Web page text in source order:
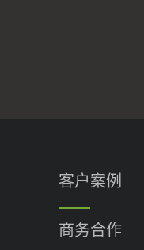
客户案例
商务合作